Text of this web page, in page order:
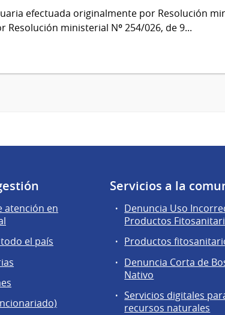
efectuada originalmente por Resolución
Resolución ministerial Nº 254/026, de 9...
atención en
el país
Servicios a la
Denuncia Uso
Productos
Productos
Denuncia Corta de
Nativo
Servicios digitales
recursos naturales